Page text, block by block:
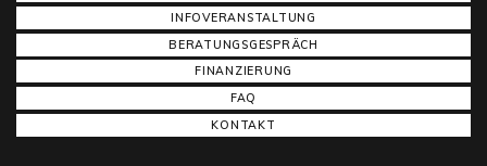
INFOVERANSTALTUNG
BERATUNGSGESPRÄCH
FINANZIERUNG
FAQ
KONTAKT